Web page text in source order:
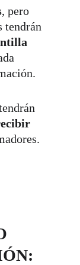
, pero
tendrán